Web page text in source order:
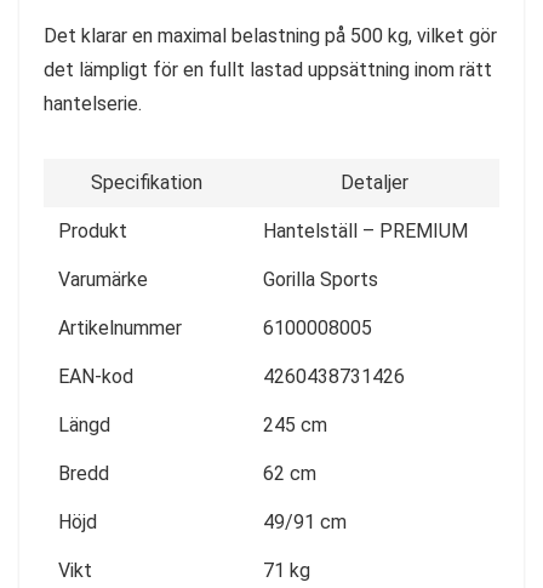
Det klarar en maximal belastning på 500 kg, vilket gör
det lämpligt för en fullt lastad uppsättning inom rätt
hantelserie.
Specifikation Detaljer
Produkt Hantelställ – PREMIUM
Varumärke Gorilla Sports
Artikelnummer 6100008005
EAN-kod 4260438731426
Längd 245 cm
Bredd 62 cm
Höjd 49/91 cm
Vikt 71 kg